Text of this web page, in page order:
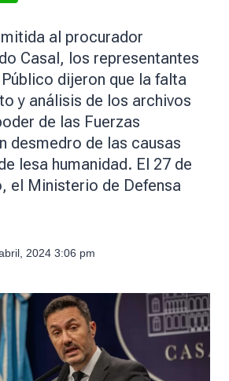
al procurador
Casal, los representantes
dijeron que la falta
y análisis de los archivos
de las Fuerzas
desmedro de las causas
lesa humanidad. El 27 de
el Ministerio de Defensa
2024 3:06 pm